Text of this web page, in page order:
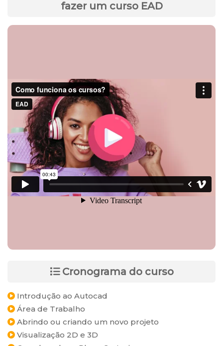
fazer um curso EAD
Cronograma do curso
Introdução ao Autocad
Área de Trabalho
Abrindo ou criando um novo projeto
Visualização 2D e 3D